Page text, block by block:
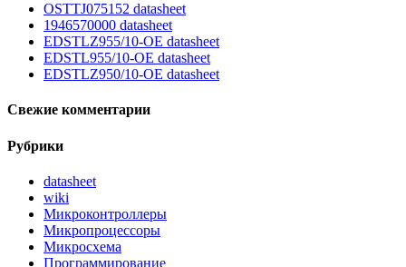
OSTTJ075152 datasheet
1946570000 datasheet
EDSTLZ955/10-OE datasheet
EDSTL955/10-OE datasheet
EDSTLZ950/10-OE datasheet
Свежие комментарии
Рубрики
datasheet
wiki
Микроконтроллеры
Микропроцессоры
Микросхема
Программирование